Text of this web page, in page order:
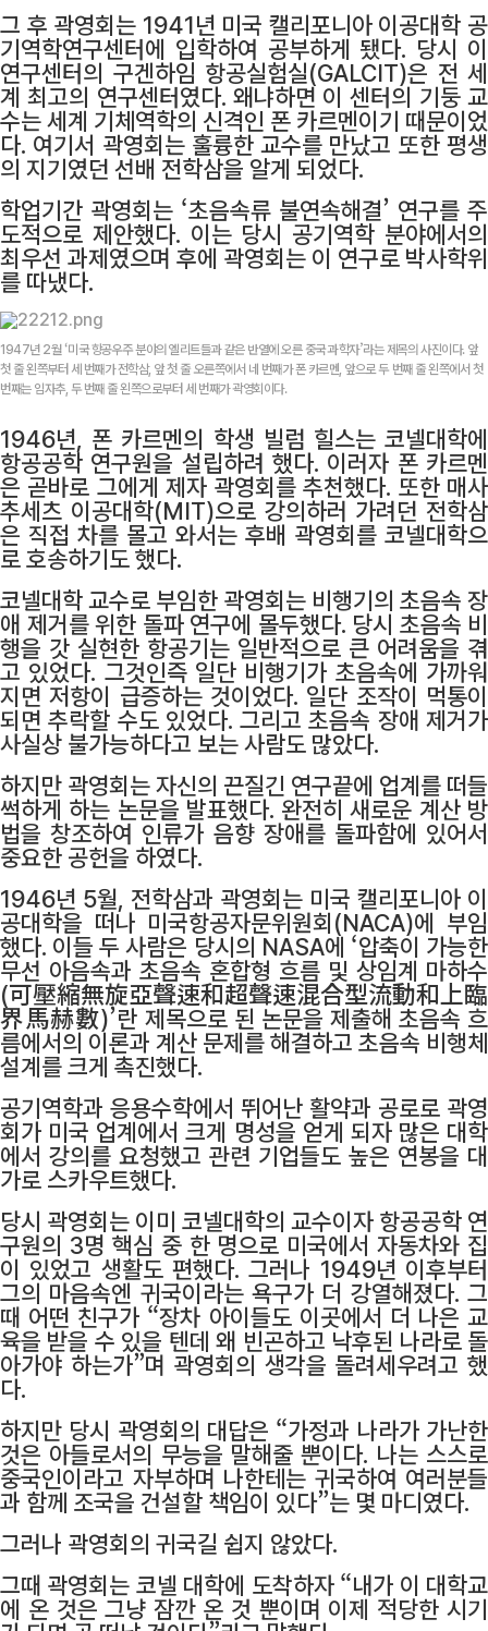
그 후 곽영회는 1941년 미국 캘리포니아 이공대학 공
기역학연구센터에 입학하여 공부하게 됐다. 당시 이
연구센터의 구겐하임 항공실험실(GALCIT)은 전 세
계 최고의 연구센터였다. 왜냐하면 이 센터의 기둥 교
수는 세계 기체역학의 신격인 폰 카르멘이기 때문이었
다. 여기서 곽영회는 훌륭한 교수를 만났고 또한 평생
의 지기였던 선배 전학삼을 알게 되었다.
학업기간 곽영회는 ‘초음속류 불연속해결’ 연구를 주
도적으로 제안했다. 이는 당시 공기역학 분야에서의
최우선 과제였으며 후에 곽영회는 이 연구로 박사학위
를 따냈다.
1947년 2월 ‘미국 항공우주 분야의 엘리트들과 같은 반열에 오른 중국 과학자’라는 제목의 사진이다. 앞
첫 줄 왼쪽부터 세 번째가 전학삼, 앞 첫 줄 오른쪽에서 네 번째가 폰 카르멘, 앞으로 두 번째 줄 왼쪽에서 첫
번째는 임자추, 두 번째 줄 왼쪽으로부터 세 번째가 곽영회이다.
1946년, 폰 카르멘의 학생 빌럼 힐스는 코넬대학에
항공공학 연구원을 설립하려 했다. 이러자 폰 카르멘
은 곧바로 그에게 제자 곽영회를 추천했다. 또한 매사
추세츠 이공대학(MIT)으로 강의하러 가려던 전학삼
은 직접 차를 몰고 와서는 후배 곽영회를 코넬대학으
로 호송하기도 했다.
코넬대학 교수로 부임한 곽영회는 비행기의 초음속 장
애 제거를 위한 돌파 연구에 몰두했다. 당시 초음속 비
행을 갓 실현한 항공기는 일반적으로 큰 어려움을 겪
고 있었다. 그것인즉 일단 비행기가 초음속에 가까워
지면 저항이 급증하는 것이었다. 일단 조작이 먹통이
되면 추락할 수도 있었다. 그리고 초음속 장애 제거가
사실상 불가능하다고 보는 사람도 많았다.
하지만 곽영회는 자신의 끈질긴 연구끝에 업계를 떠들
썩하게 하는 논문을 발표했다. 완전히 새로운 계산 방
법을 창조하여 인류가 음향 장애를 돌파함에 있어서
중요한 공헌을 하였다.
1946년 5월, 전학삼과 곽영회는 미국 캘리포니아 이
공대학을 떠나 미국항공자문위원회(NACA)에 부임
했다. 이들 두 사람은 당시의 NASA에 ‘압축이 가능한
무선 아음속과 초음속 혼합형 흐름 및 상임계 마하수
(可壓縮無旋亞聲速和超聲速混合型流動和上臨
界馬赫數)’란 제목으로 된 논문을 제출해 초음속 흐
름에서의 이론과 계산 문제를 해결하고 초음속 비행체
설계를 크게 촉진했다.
공기역학과 응용수학에서 뛰어난 활약과 공로로 곽영
회가 미국 업계에서 크게 명성을 얻게 되자 많은 대학
에서 강의를 요청했고 관련 기업들도 높은 연봉을 대
가로 스카우트했다.
당시 곽영회는 이미 코넬대학의 교수이자 항공공학 연
구원의 3명 핵심 중 한 명으로 미국에서 자동차와 집
이 있었고 생활도 편했다. 그러나 1949년 이후부터
그의 마음속엔 귀국이라는 욕구가 더 강열해졌다. 그
때 어떤 친구가 “장차 아이들도 이곳에서 더 나은 교
육을 받을 수 있을 텐데 왜 빈곤하고 낙후된 나라로 돌
아가야 하는가”며 곽영회의 생각을 돌려세우려고 했
다.
하지만 당시 곽영회의 대답은 “가정과 나라가 가난한
것은 아들로서의 무능을 말해줄 뿐이다. 나는 스스로
중국인이라고 자부하며 나한테는 귀국하여 여러분들
과 함께 조국을 건설할 책임이 있다”는 몇 마디였다.
그러나 곽영회의 귀국길 쉽지 않았다.
그때 곽영회는 코넬 대학에 도착하자 “내가 이 대학교
에 온 것은 그냥 잠깐 온 것 뿐이며 이제 적당한 시기